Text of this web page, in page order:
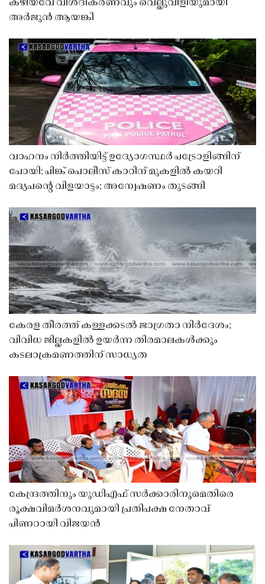
കഴിയവേ വിശദീകരണവും വെല്ലുവിളിയുമായി
അർജുൻ ആയങ്കി
വാഹനം നിർത്തിയിട്ട് ഉദ്യോഗസ്ഥർ പട്രോളിങ്ങിന്
പോയി; പിങ്ക് പൊലീസ് കാറിന് മുകളിൽ കയറി
മദ്യപൻ്റെ വിളയാട്ടം; അന്വേഷണം തുടങ്ങി
കേരള തീരത്ത് കള്ളക്കടൽ ജാഗ്രതാ നിർദേശം;
വിവിധ ജില്ലകളിൽ ഉയർന്ന തിരമാലകൾക്കും
കടലാക്രമണത്തിന് സാധ്യത
കേന്ദ്രത്തിനും യുഡിഎഫ് സർക്കാരിനുമെതിരെ
രൂക്ഷവിമർശനവുമായി പ്രതിപക്ഷ നേതാവ്
പിണറായി വിജയൻ